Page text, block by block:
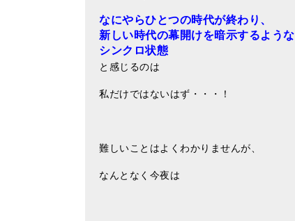
なにやらひとつの時代が終わり、
新しい時代の幕開けを暗示するような
シンクロ状態
と感じるのは
私だけではないはず・・・！
難しいことはよくわかりませんが、
なんとなく今夜は